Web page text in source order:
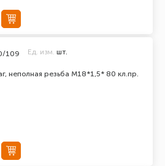
неполная резьба M18*1,5* 80 кл.пр.
109 Ед. изм. шт.